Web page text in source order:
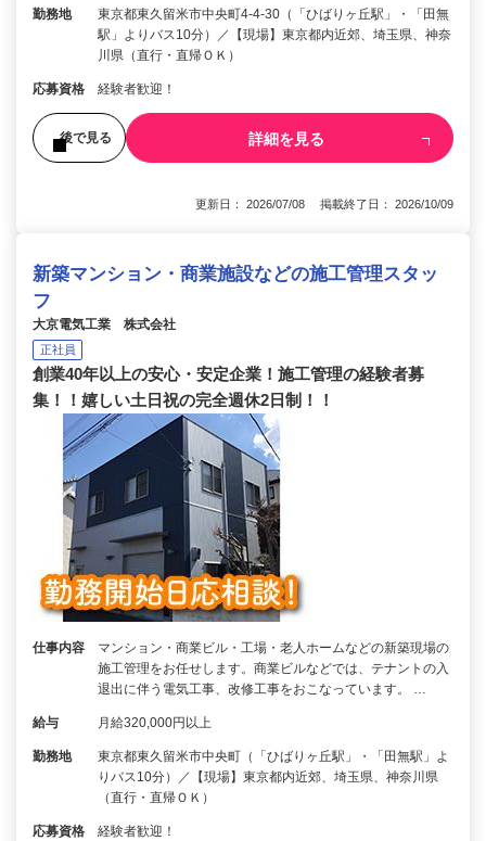
勤務地
東京都東久留米市中央町4-4-30（「ひばりヶ丘駅」・「田無
駅」よりバス10分）／【現場】東京都内近郊、埼玉県、神奈
川県（直行・直帰ＯＫ）
応募資格 経験者歓迎！
後で見る 詳細を見る
更新日： 2026/07/08 掲載終了日： 2026/10/09
新築マンション・商業施設などの施工管理スタッ
フ
大京電気工業 株式会社
正社員
創業40年以上の安心・安定企業！施工管理の経験者募
集！！嬉しい土日祝の完全週休2日制！！
仕事内容
マンション・商業ビル・工場・老人ホームなどの新築現場の
施工管理をお任せします。商業ビルなどでは、テナントの入
退出に伴う電気工事、改修工事をおこなっています。 …
給与 月給320,000円以上
勤務地
東京都東久留米市中央町（「ひばりヶ丘駅」・「田無駅」よ
りバス10分）／【現場】東京都内近郊、埼玉県、神奈川県
（直行・直帰ＯＫ）
応募資格 経験者歓迎！